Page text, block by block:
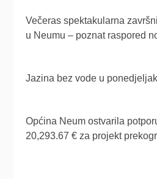
Večeras spektakularna
u Neumu – poznat raspored
Jazina bez vode u ponedjeljak
Općina Neum ostvarila
20,293.67 € za projekt